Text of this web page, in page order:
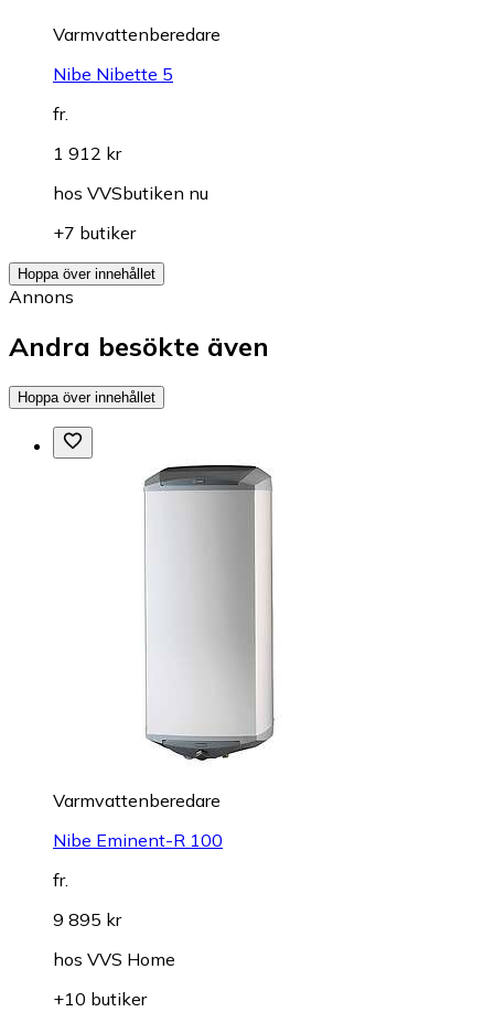
Varmvattenberedare
Nibe Nibette 5
fr.
1 912 kr
hos VVSbutiken nu
+7 butiker
Hoppa över innehållet
Annons
Andra besökte även
Hoppa över innehållet
Varmvattenberedare
Nibe Eminent-R 100
fr.
9 895 kr
hos VVS Home
+10 butiker